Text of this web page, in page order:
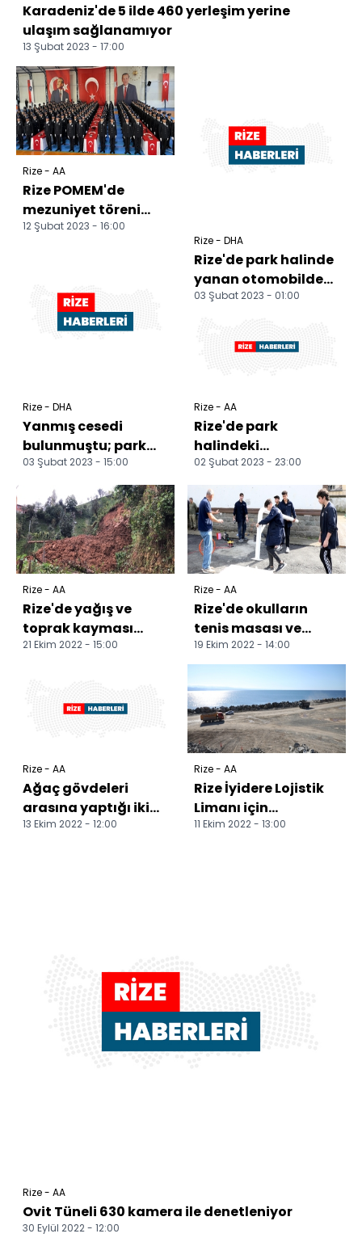
Karadeniz'de 5 ilde 460 yerleşim yerine
ulaşım sağlanamıyor
13 Şubat 2023 - 17:00
Rize - AA
Rize POMEM'de
mezuniyet töreni
düzenlendi
12 Şubat 2023 - 16:00
Rize - DHA
Yanmış cesedi
bulunmuştu; park
halindeki araçta
'sigara' detayı
03 Şubat 2023 - 15:00
Rize - DHA
Rize'de park halinde
yanan otomobilde
sürücü öldü
03 Şubat 2023 - 01:00
Rize - AA
Rize'de park
halindeki
otomobilde çıkan
yangında bir kişi
öldü
02 Şubat 2023 - 23:00
Rize - AA
Rize'de yağış ve
toprak kayması
nedeniyle köy yolları
21 Ekim 2022 - 15:00
Rize - AA
Rize'de okulların
tenis masası ve
basketbol potası
meslek liselilerden
19 Ekim 2022 - 14:00
Rize - AA
Ağaç gövdeleri
arasına yaptığı iki
ahşap evde
13 Ekim 2022 - 12:00
Rize - AA
Rize İyidere Lojistik
Limanı için
çalışmalar sürüyor
11 Ekim 2022 - 13:00
Rize - AA
Ovit Tüneli 630 kamera ile denetleniyor
30 Eylül 2022 - 12:00